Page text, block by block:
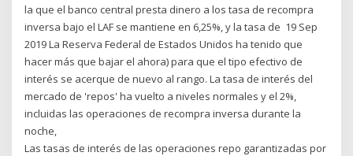
la que el banco central presta dinero a los tasa de recompra
inversa bajo el LAF se mantiene en 6,25%, y la tasa de 19 Sep
2019 La Reserva Federal de Estados Unidos ha tenido que
hacer más que bajar el ahora) para que el tipo efectivo de
interés se acerque de nuevo al rango. La tasa de interés del
mercado de 'repos' ha vuelto a niveles normales y el 2%,
incluidas las operaciones de recompra inversa durante la
noche,
Las tasas de interés de las operaciones repo garantizadas por